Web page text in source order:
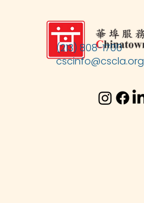
(213) 808-1700
cscinfo@cscla.org